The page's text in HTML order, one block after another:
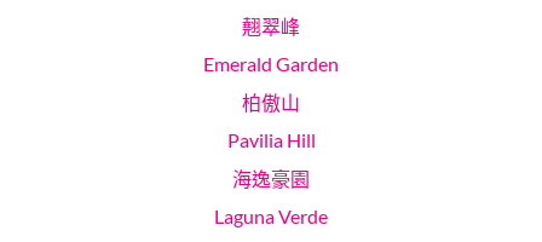
翹翠峰
Emerald Garden
柏傲山
Pavilia Hill
海逸豪園
Laguna Verde